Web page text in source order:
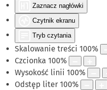
Zaznacz nagłówki
Czytnik ekranu
Tryb czytania
Skalowanie treści 100%
Czcionka 100%
Wysokość linii 100%
Odstęp liter 100%